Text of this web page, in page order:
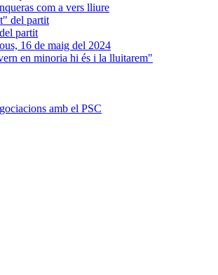
com a vers lliure
partit
en minoria hi és i la lluitarem"
amb el PSC